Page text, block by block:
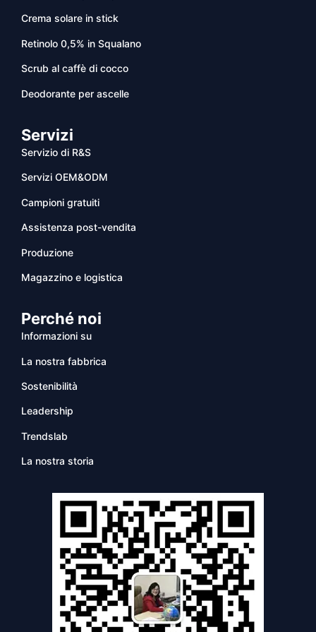
Crema solare in stick
Retinolo 0,5% in Squalano
Scrub al caffè di cocco
Deodorante per ascelle
Servizi
Servizio di R&S
Servizi OEM&ODM
Campioni gratuiti
Assistenza post-vendita
Produzione
Magazzino e logistica
Perché noi
Informazioni su
La nostra fabbrica
Sostenibilità
Leadership
Trendslab
La nostra storia